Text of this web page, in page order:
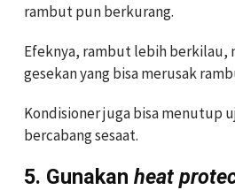
rambut pun berkurang.
Efeknya, rambut lebih berkilau,
gesekan yang bisa merusak
Kondisioner juga bisa menutup
bercabang sesaat.
5. Gunakan heat